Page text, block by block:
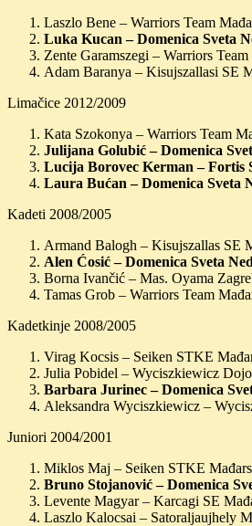
Laszlo Bene – Warriors Team
Luka Kucan – Domenica Sveta
Zente Garamszegi – Warriors Team
Adam Baranya – Kisujszallasi SE
Limačice 2012/2009
Kata Szokonya – Warriors Team
Julijana Golubić – Domenica
Lucija Borovec Kerman – Fortis
Laura Bućan – Domenica Sveta
Kadeti 2008/2005
Armand Balogh – Kisujszallas SE
Alen Ćosić – Domenica Sveta
Borna Ivančić – Mas. Oyama
Tamas Grob – Warriors Team
Kadetkinje 2008/2005
Virag Kocsis – Seiken STKE
Julia Pobidel – Wyciszkiewicz
Barbara Jurinec – Domenica
Aleksandra Wyciszkiewicz –
Juniori 2004/2001
Miklos Maj – Seiken STKE
Bruno Stojanović – Domenica
Levente Magyar – Karcagi SE
Laszlo Kalocsai – Satoraljaujhely